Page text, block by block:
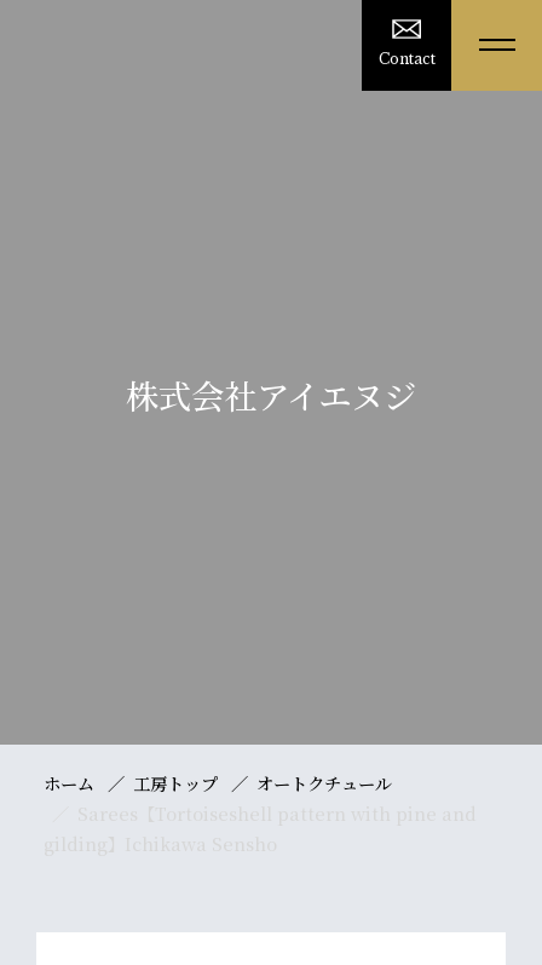
Contact
株式会社アイエヌジ
ホーム 工房トップ
オートクチュール